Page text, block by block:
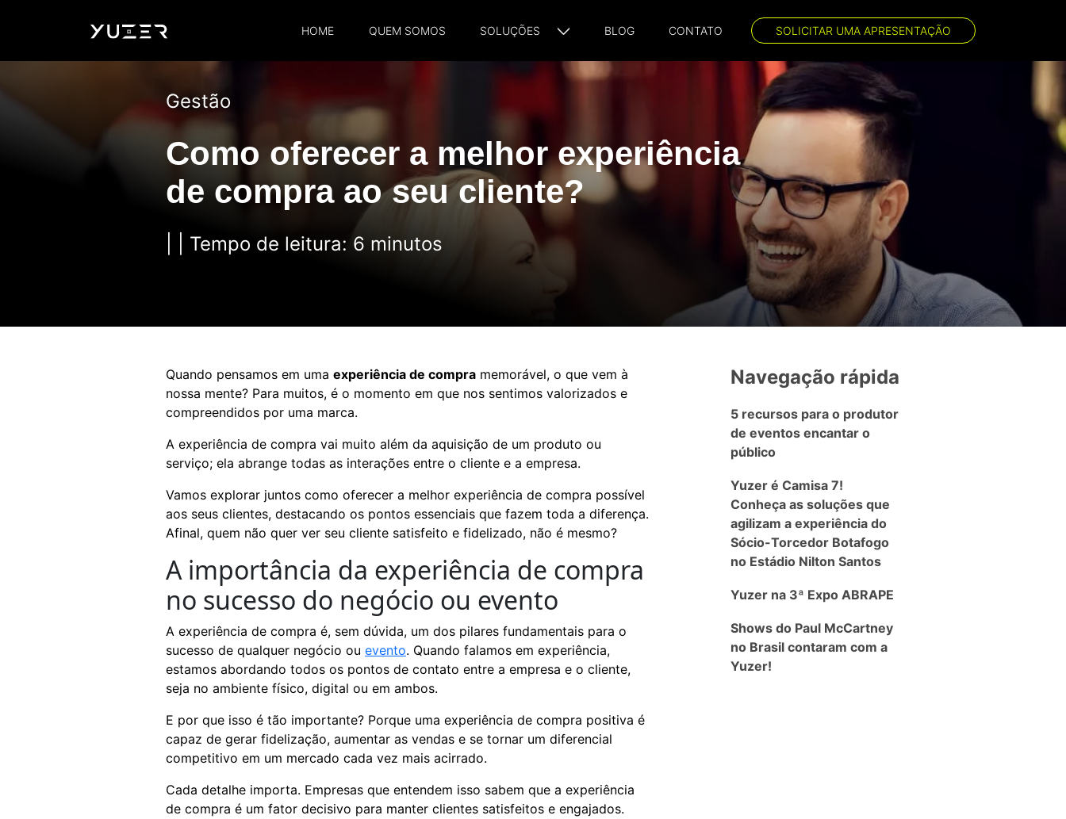
HOME QUEM SOMOS SOLUÇÕES BLOG CONTATO SOLICITAR UMA APRESENTAÇÃO
Gestão
Como oferecer a melhor experiência
de compra ao seu cliente?
| | Tempo de leitura: 6 minutos
Quando pensamos em uma experiência de compra memorável, o que vem à
nossa mente? Para muitos, é o momento em que nos sentimos valorizados e
compreendidos por uma marca.
A experiência de compra vai muito além da aquisição de um produto ou
serviço; ela abrange todas as interações entre o cliente e a empresa.
Vamos explorar juntos como oferecer a melhor experiência de compra possível
aos seus clientes, destacando os pontos essenciais que fazem toda a diferença.
Afinal, quem não quer ver seu cliente satisfeito e fidelizado, não é mesmo?
A importância da experiência de compra
no sucesso do negócio ou evento
A experiência de compra é, sem dúvida, um dos pilares fundamentais para o
sucesso de qualquer negócio ou evento. Quando falamos em experiência,
estamos abordando todos os pontos de contato entre a empresa e o cliente,
seja no ambiente físico, digital ou em ambos.
E por que isso é tão importante? Porque uma experiência de compra positiva é
capaz de gerar fidelização, aumentar as vendas e se tornar um diferencial
competitivo em um mercado cada vez mais acirrado.
Cada detalhe importa. Empresas que entendem isso sabem que a experiência
de compra é um fator decisivo para manter clientes satisfeitos e engajados.
Navegação rápida
5 recursos para o produtor
de eventos encantar o
público
Yuzer é Camisa 7!
Conheça as soluções que
agilizam a experiência do
Sócio-Torcedor Botafogo
no Estádio Nilton Santos
Yuzer na 3ª Expo ABRAPE
Shows do Paul McCartney
no Brasil contaram com a
Yuzer!